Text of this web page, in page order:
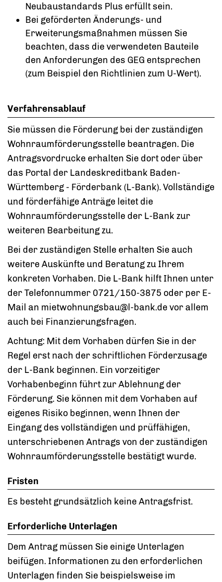
Neubaustandards Plus erfüllt sein.
Bei geförderten Änderungs- und
Erweiterungsmaßnahmen müssen Sie
beachten, dass die verwendeten Bauteile
den Anforderungen des GEG entsprechen
(zum Beispiel den Richtlinien zum U-Wert).
Verfahrensablauf
Sie müssen die Förderung bei der zuständigen
Wohnraumförderungsstelle beantragen. Die
Antragsvordrucke erhalten Sie dort oder über
das Portal der Landeskreditbank Baden-
Württemberg - Förderbank (L-Bank). Vollständige
und förderfähige Anträge leitet die
Wohnraumförderungsstelle der L-Bank zur
weiteren Bearbeitung zu.
Bei der zuständigen Stelle erhalten Sie auch
weitere Auskünfte und Beratung zu Ihrem
konkreten Vorhaben. Die L-Bank hilft Ihnen unter
der Telefonnummer 0721/150-3875 oder per E-
Mail an mietwohnungsbau@l-bank.de vor allem
auch bei Finanzierungsfragen.
Achtung: Mit dem Vorhaben dürfen Sie in der
Regel erst nach der schriftlichen Förderzusage
der L-Bank beginnen. Ein vorzeitiger
Vorhabenbeginn führt zur Ablehnung der
Förderung. Sie können mit dem Vorhaben auf
eigenes Risiko beginnen, wenn Ihnen der
Eingang des vollständigen und prüffähigen,
unterschriebenen Antrags von der zuständigen
Wohnraumförderungsstelle bestätigt wurde.
Fristen
Es besteht grundsätzlich keine Antragsfrist.
Erforderliche Unterlagen
Dem Antrag müssen Sie einige Unterlagen
beifügen. Informationen zu den erforderlichen
Unterlagen finden Sie beispielsweise im